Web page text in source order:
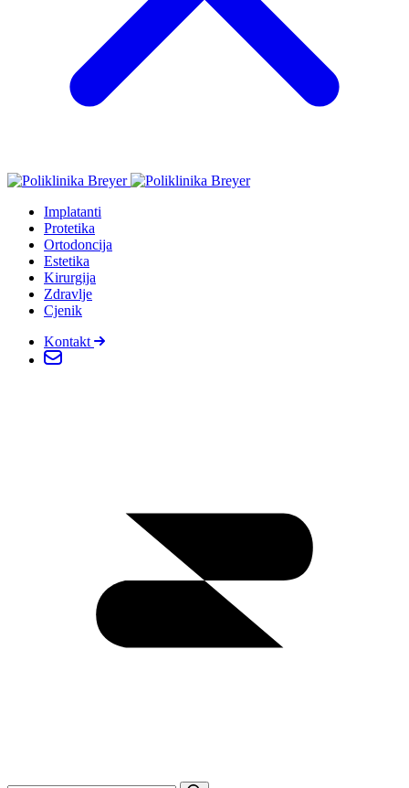
Implatanti
Protetika
Ortodoncija
Estetika
Kirurgija
Zdravlje
Cjenik
Kontakt